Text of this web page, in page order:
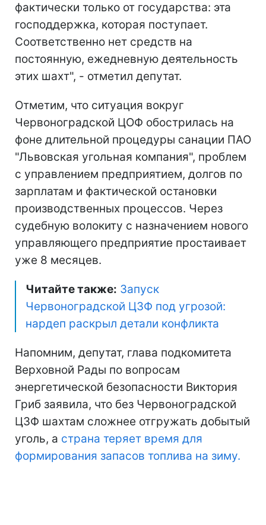
фактически только от государства: эта
господдержка, которая поступает.
Соответственно нет средств на
постоянную, ежедневную деятельность
этих шахт", - отметил депутат.
Отметим, что ситуация вокруг
Червоноградской ЦОФ обострилась на
фоне длительной процедуры санации ПАО
"Львовская угольная компания", проблем
с управлением предприятием, долгов по
зарплатам и фактической остановки
производственных процессов. Через
судебную волокиту с назначением нового
управляющего предприятие простаивает
уже 8 месяцев.
Читайте также: Запуск
Червоноградской ЦЗФ под угрозой:
нардеп раскрыл детали конфликта
Напомним, депутат, глава подкомитета
Верховной Рады по вопросам
энергетической безопасности Виктория
Гриб заявила, что без Червоноградской
ЦЗФ шахтам сложнее отгружать добытый
уголь, а страна теряет время для
формирования запасов топлива на зиму.